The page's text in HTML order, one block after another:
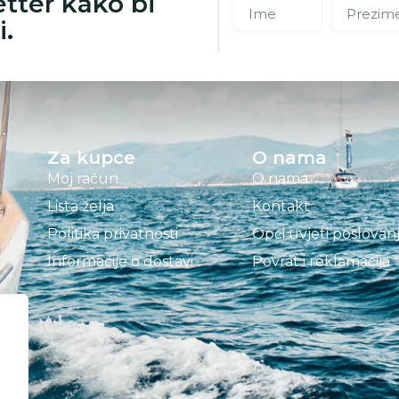
Za kupce
Moj račun
Lista želja
Politika privatnosti
Informacije o dostavi
O nama
O nama
Kontakt
Opći uvjeti
Povrat i reklamacija